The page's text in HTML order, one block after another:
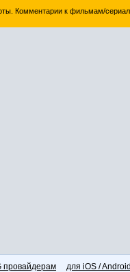
Комментарии к фильмам/
провайдерам для iOS /